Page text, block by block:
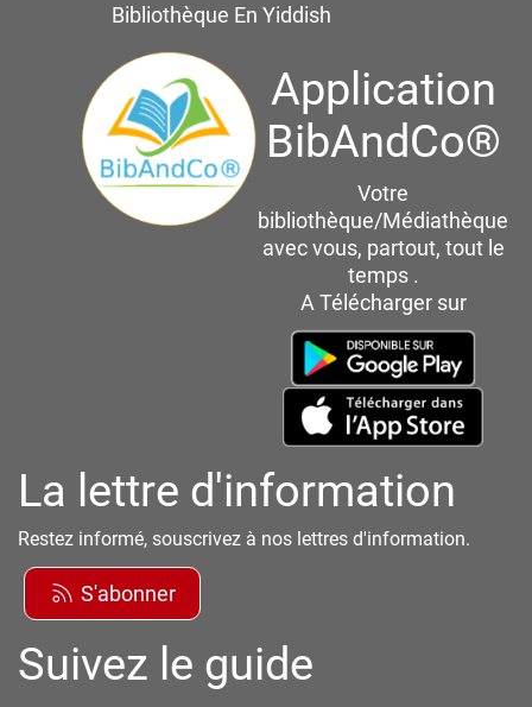
Bibliothèque En Yiddish
Application
BibAndCo®
Votre
bibliothèque/Médiathèque
avec vous, partout, tout le
temps .
A Télécharger sur
La lettre d'information
Restez informé, souscrivez à nos lettres d'information.
S'abonner
Suivez le guide